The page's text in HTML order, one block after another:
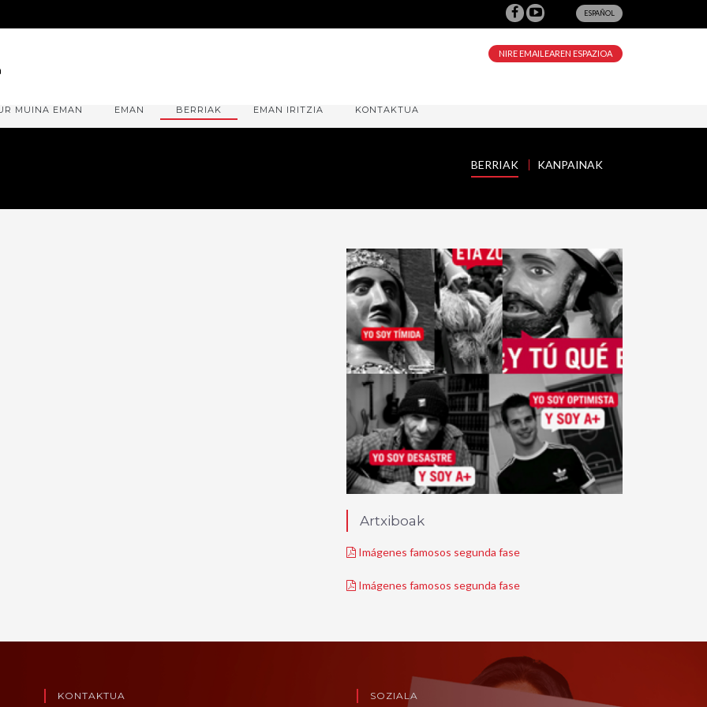
ESPAÑOL
NIRE EMAILEAREN ESPAZIOA
MUINA EMAN EMAN BERRIAK EMAN IRITZIA KONTAKTUA
BERRIAK KANPAINAK
Artxiboak
Imágenes famosos segunda fase
Imágenes famosos segunda fase
KONTAKTUA SOZIALA